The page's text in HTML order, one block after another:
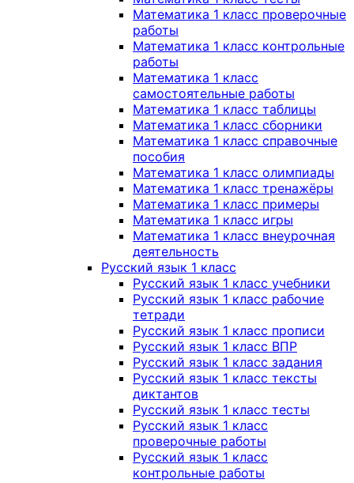
Математика 1 класс проверочные
работы
Математика 1 класс контрольные
работы
Математика 1 класс
самостоятельные работы
Математика 1 класс таблицы
Математика 1 класс сборники
Математика 1 класс справочные
пособия
Математика 1 класс олимпиады
Математика 1 класс тренажёры
Математика 1 класс примеры
Математика 1 класс игры
Математика 1 класс внеурочная
деятельность
Русский язык 1 класс
Русский язык 1 класс учебники
Русский язык 1 класс рабочие
тетради
Русский язык 1 класс прописи
Русский язык 1 класс ВПР
Русский язык 1 класс задания
Русский язык 1 класс тексты
диктантов
Русский язык 1 класс тесты
Русский язык 1 класс
проверочные работы
Русский язык 1 класс
контрольные работы